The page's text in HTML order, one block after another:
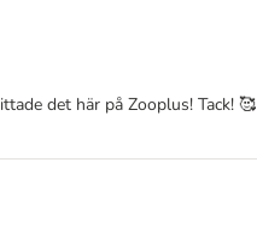
det här på Zooplus! Tack! 🥰